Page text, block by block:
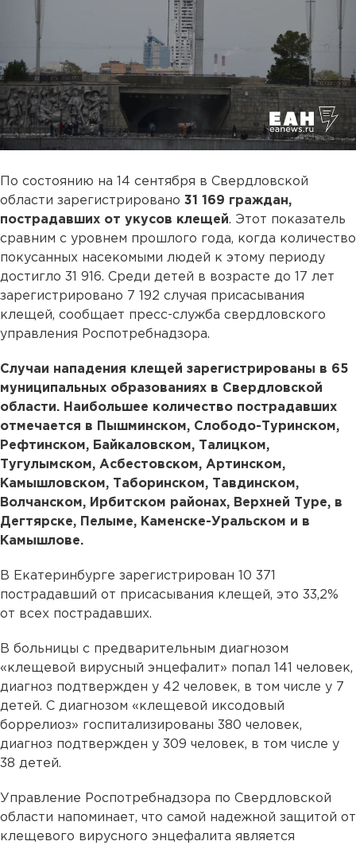
По состоянию на 14 сентября в Свердловской
области зарегистрировано 31 169 граждан,
пострадавших от укусов клещей. Этот показатель
сравним с уровнем прошлого года, когда количество
покусанных насекомыми людей к этому периоду
достигло 31 916. Среди детей в возрасте до 17 лет
зарегистрировано 7 192 случая присасывания
клещей, сообщает пресс-служба свердловского
управления Роспотребнадзора.
Случаи нападения клещей зарегистрированы в 65
муниципальных образованиях в Свердловской
области. Наибольшее количество пострадавших
отмечается в Пышминском, Слободо-Туринском,
Рефтинском, Байкаловском, Талицком,
Тугулымском, Асбестовском, Артинском,
Камышловском, Таборинском, Тавдинском,
Волчанском, Ирбитском районах, Верхней Туре, в
Дегтярске, Пелыме, Каменске-Уральском и в
Камышлове.
В Екатеринбурге зарегистрирован 10 371
пострадавший от присасывания клещей, это 33,2%
от всех пострадавших.
В больницы с предварительным диагнозом
«клещевой вирусный энцефалит» попал 141 человек,
диагноз подтвержден у 42 человек, в том числе у 7
детей. С диагнозом «клещевой иксодовый
боррелиоз» госпитализированы 380 человек,
диагноз подтвержден у 309 человек, в том числе у
38 детей.
Управление Роспотребнадзора по Свердловской
области напоминает, что самой надежной защитой от
клещевого вирусного энцефалита является